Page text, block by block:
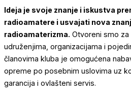
Ideja je svoje znanje i iskustva
radioamatere i usvajati nova
radioamaterizma. Otvoreni smo za
udruženjima, organizacijama i
članovima kluba je omogućena
opreme po posebnim uslovima uz
garancija i ovlašteni servis.